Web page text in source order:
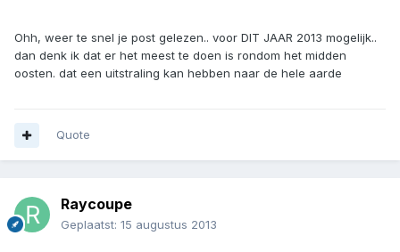
Ohh, weer te snel je post gelezen.. voor DIT JAAR 2013 mogelijk..
dan denk ik dat er het meest te doen is rondom het midden
oosten. dat een uitstraling kan hebben naar de hele aarde
Quote
Raycoupe
Geplaatst: 15 augustus 2013